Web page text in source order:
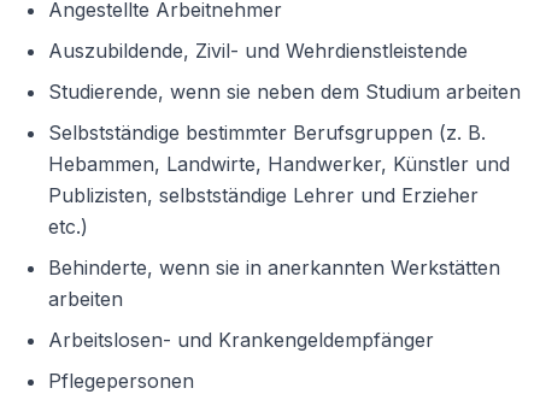
Angestellte Arbeitnehmer
Auszubildende, Zivil- und Wehrdienstleistende
Studierende, wenn sie neben dem Studium arbeiten
Selbstständige bestimmter Berufsgruppen (z. B.
Hebammen, Landwirte, Handwerker, Künstler und
Publizisten, selbstständige Lehrer und Erzieher
etc.)
Behinderte, wenn sie in anerkannten Werkstätten
arbeiten
Arbeitslosen- und Krankengeldempfänger
Pflegepersonen